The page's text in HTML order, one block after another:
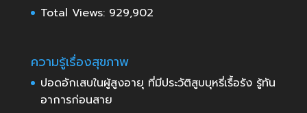
Total Views: 929,902
ความรู้เรื่องสุขภาพ
ปอดอักเสบในผู้สูงอายุ ที่มีประวัติสูบบุหรี่เรื้อรัง รู้ทัน
อาการก่อนสาย